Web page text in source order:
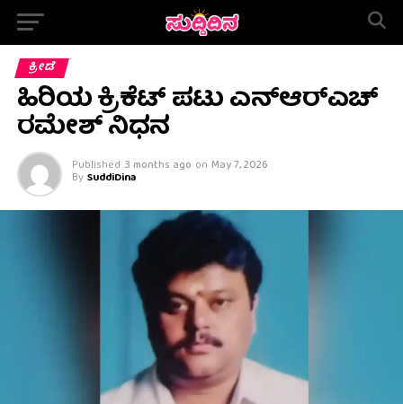
ಕ್ರೀಡೆ
ಹಿರಿಯ ಕ್ರಿಕೆಟ್ ಪಟು ಎನ್ಆರ್‌ಎಚ್
ರಮೇಶ್ ನಿಧನ
Published 3 months ago on May 7, 2026
By SuddiDina